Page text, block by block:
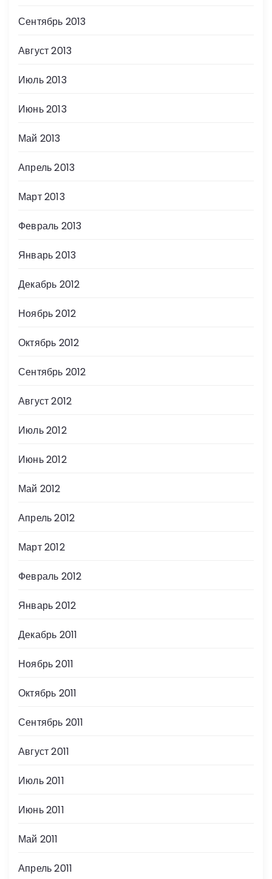
Сентябрь 2013
Август 2013
Июль 2013
Июнь 2013
Май 2013
Апрель 2013
Март 2013
Февраль 2013
Январь 2013
Декабрь 2012
Ноябрь 2012
Октябрь 2012
Сентябрь 2012
Август 2012
Июль 2012
Июнь 2012
Май 2012
Апрель 2012
Март 2012
Февраль 2012
Январь 2012
Декабрь 2011
Ноябрь 2011
Октябрь 2011
Сентябрь 2011
Август 2011
Июль 2011
Июнь 2011
Май 2011
Апрель 2011